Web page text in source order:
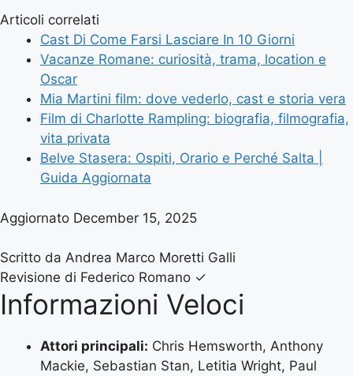
Articoli correlati
Cast Di Come Farsi Lasciare In 10 Giorni
Vacanze Romane: curiosità, trama, location e
Oscar
Mia Martini film: dove vederlo, cast e storia vera
Film di Charlotte Rampling: biografia, filmografia,
vita privata
Belve Stasera: Ospiti, Orario e Perché Salta |
Guida Aggiornata
Aggiornato December 15, 2025
Scritto da Andrea Marco Moretti Galli
Revisione di Federico Romano ✓
Informazioni Veloci
Attori principali: Chris Hemsworth, Anthony
Mackie, Sebastian Stan, Letitia Wright, Paul